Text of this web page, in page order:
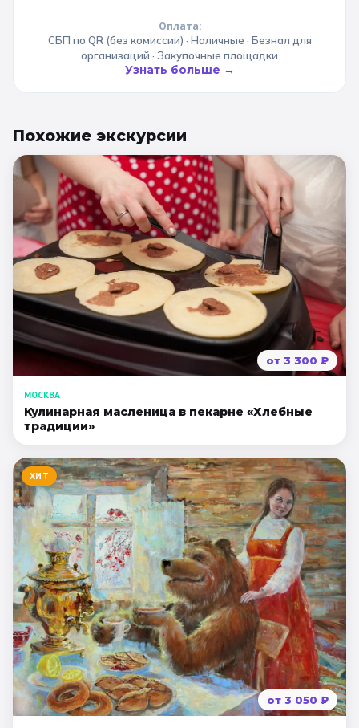
Оплата:
СБП по QR (без комиссии) · Наличные · Безнал для
организаций · Закупочные площадки
Узнать больше →
Похожие экскурсии
от 3 300 ₽
МОСКВА
Кулинарная масленица в пекарне «Хлебные
традиции»
ХИТ
от 3 050 ₽